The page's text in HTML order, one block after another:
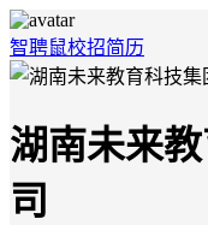
智聘鼠校招简历
湖南未来
司